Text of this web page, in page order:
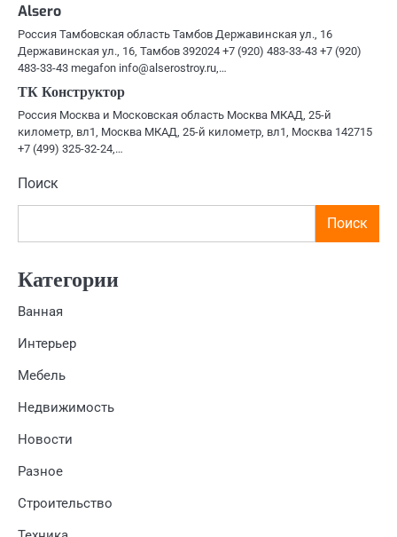
Alsero
Россия Тамбовская область Тамбов Державинская ул., 16
Державинская ул., 16, Тамбов 392024 +7 (920) 483-33-43 +7 (920)
483-33-43 megafon info@alserostroy.ru,…
ТК Конструктор
Россия Москва и Московская область Москва МКАД, 25-й
километр, вл1, Москва МКАД, 25-й километр, вл1, Москва 142715
+7 (499) 325-32-24,…
Поиск
Поиск
Категории
Ванная
Интерьер
Мебель
Недвижимость
Новости
Разное
Строительство